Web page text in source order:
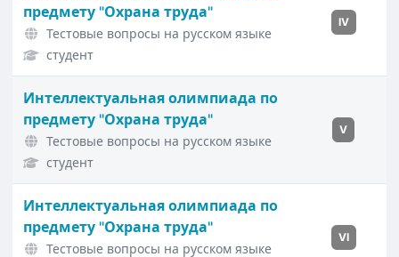
предмету "Охрана труда"
Тестовые вопросы на русском языке
студент
IV
Интеллектуальная олимпиада по
предмету "Охрана труда"
Тестовые вопросы на русском языке
студент
V
Интеллектуальная олимпиада по
предмету "Охрана труда"
Тестовые вопросы на русском языке
VI